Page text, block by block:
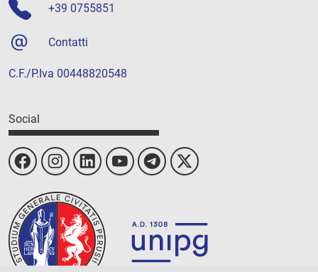
+39 0755851
Contatti
C.F./P.Iva 00448820548
Social